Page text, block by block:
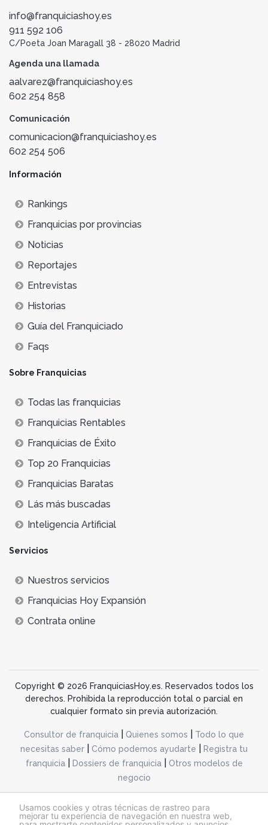
Usamos cookies y otras técnicas de rastreo para
mejorar tu experiencia de navegación en nuestra web,
info@franquiciashoy.es
911 592 106
C/Poeta Joan Maragall 38 - 28020 Madrid
Agenda una llamada
aalvarez@franquiciashoy.es
602 254 858
Comunicación
comunicacion@franquiciashoy.es
602 254 506
Información
Rankings
Franquicias por provincias
Noticias
Reportajes
Entrevistas
Historias
Guía del Franquiciado
Faqs
Sobre Franquicias
Todas las franquicias
Franquicias Rentables
Franquicias de Éxito
Top 20 Franquicias
Franquicias Baratas
Lás más buscadas
Inteligencia Artificial
Servicios
Nuestros servicios
Franquicias Hoy Expansión
Contrata online
Copyright © 2026 FranquiciasHoy.es. Reservados todos los
derechos. Prohibida la reproducción total o parcial en
cualquier formato sin previa autorización.
Consultor de franquicia Quienes somos
Todo lo que
necesitas saber
Cómo podemos ayudarte
Registra tu
franquicia| Dossiers de franquicia|
Otros modelos de
negocio